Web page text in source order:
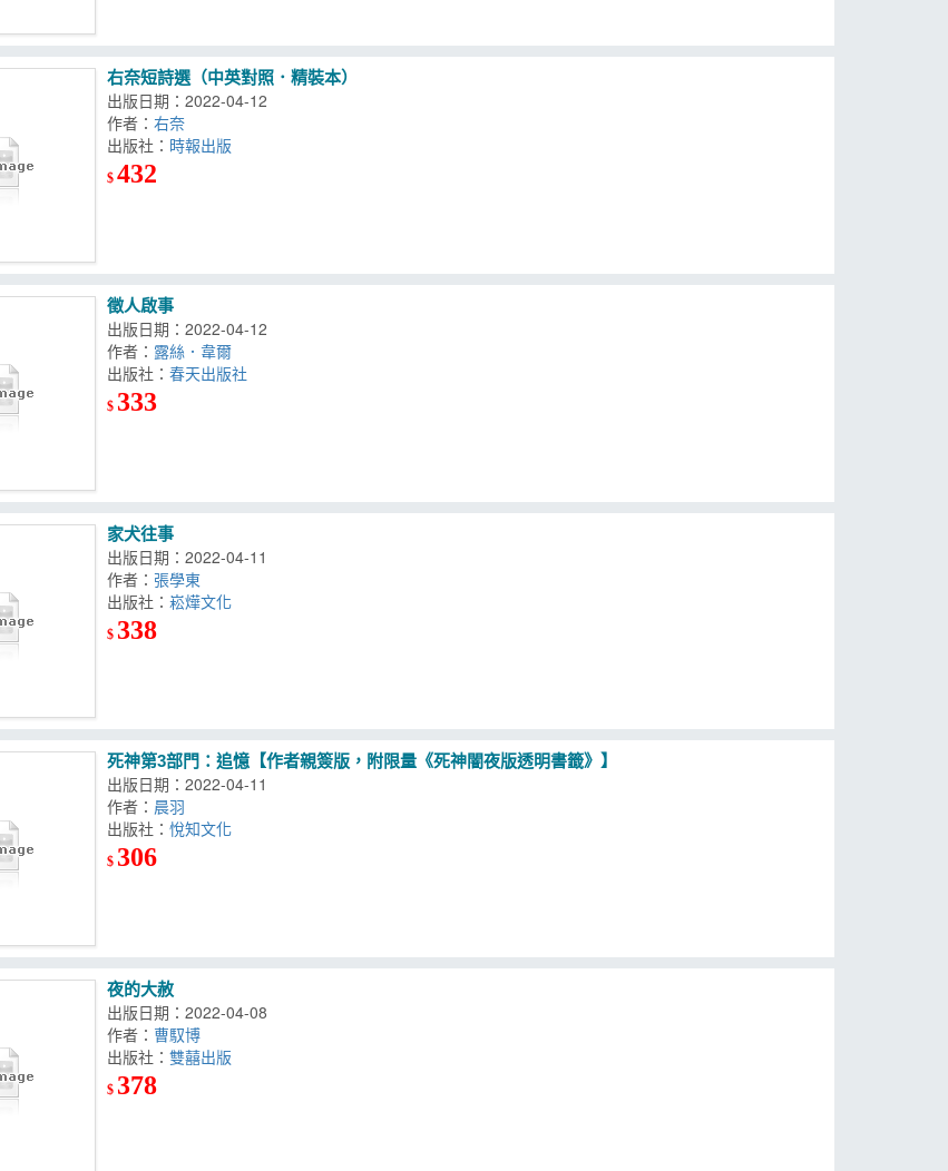
右奈短詩選（中英對照．精裝本）
出版日期：2022-04-12
作者：右奈
出版社：
$432
徵人啟事
出版日期：2022-04-12
作者： 露絲．韋爾
出版社：
$ 333
家犬往事
出版日期：2022-04-11
作者：張學東
出版社：
$ 338
死神第3部門：追憶【作者親簽版，附限量《死神闇夜版透明書籤》】
出版日期：2022-04-11
作者： 晨羽
出版社：
$ 306
夜的大赦
出版日期：2022-04-08
作者： 曹馭博
出版社：
$ 378